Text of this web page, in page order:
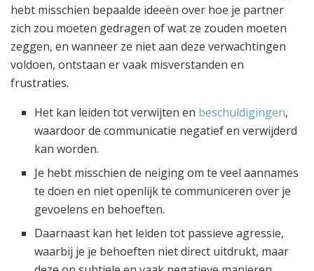
hebt misschien bepaalde ideeën over hoe je partner
zich zou moeten gedragen of wat ze zouden moeten
zeggen, en wanneer ze niet aan deze verwachtingen
voldoen, ontstaan er vaak misverstanden en
frustraties.
Het kan leiden tot verwijten en beschuldigingen,
waardoor de communicatie negatief en verwijderd
kan worden.
Je hebt misschien de neiging om te veel aannames
te doen en niet openlijk te communiceren over je
gevoelens en behoeften.
Daarnaast kan het leiden tot passieve agressie,
waarbij je je behoeften niet direct uitdrukt, maar